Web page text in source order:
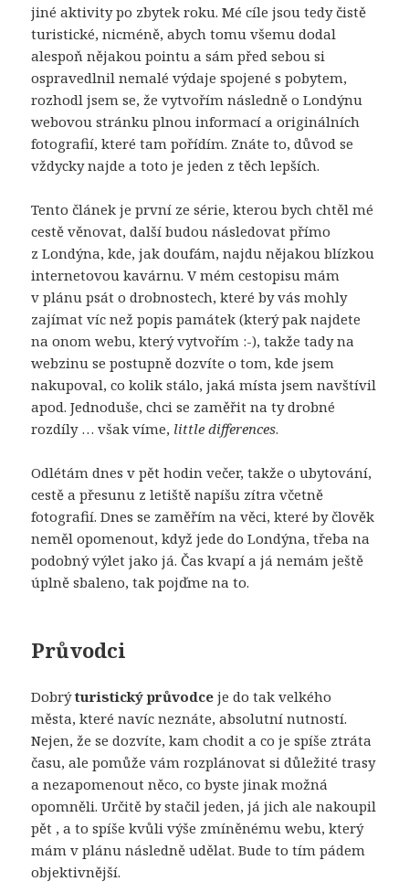
jiné aktivity po zbytek roku. Mé cíle jsou tedy čistě
turistické, nicméně, abych tomu všemu dodal
alespoň nějakou pointu a sám před sebou si
ospravedlnil nemalé výdaje spojené s pobytem,
rozhodl jsem se, že vytvořím následně o Londýnu
webovou stránku plnou informací a originálních
fotografií, které tam pořídím. Znáte to, důvod se
vždycky najde a toto je jeden z těch lepších.
Tento článek je první ze série, kterou bych chtěl mé
cestě věnovat, další budou následovat přímo
z Londýna, kde, jak doufám, najdu nějakou blízkou
internetovou kavárnu. V mém cestopisu mám
v plánu psát o drobnostech, které by vás mohly
zajímat víc než popis památek (který pak najdete
na onom webu, který vytvořím :-), takže tady na
webzinu se postupně dozvíte o tom, kde jsem
nakupoval, co kolik stálo, jaká místa jsem navštívil
apod. Jednoduše, chci se zaměřit na ty drobné
rozdíly … však víme, little differences.
Odlétám dnes v pět hodin večer, takže o ubytování,
cestě a přesunu z letiště napíšu zítra včetně
fotografií. Dnes se zaměřím na věci, které by člověk
neměl opomenout, když jede do Londýna, třeba na
podobný výlet jako já. Čas kvapí a já nemám ještě
úplně sbaleno, tak pojďme na to.
Průvodci
Dobrýturistický průvodce je do tak velkého
města, které navíc neznáte, absolutní nutností.
Nejen, že se dozvíte, kam chodit a co je spíše ztráta
času, ale pomůže vám rozplánovat si důležité trasy
a nezapomenout něco, co byste jinak možná
opomněli. Určitě by stačil jeden, já jich ale nakoupil
pět , a to spíše kvůli výše zmíněnému webu, který
mám v plánu následně udělat. Bude to tím pádem
objektivnější.